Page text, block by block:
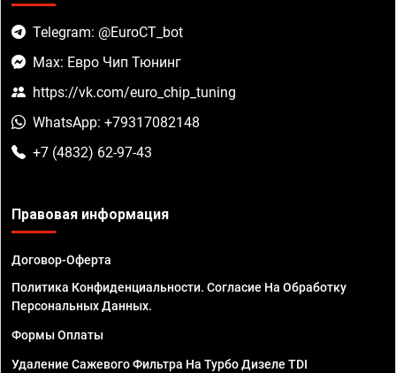
Telegram: @EuroCT_bot
Max: Евро Чип Тюнинг
https://vk.com/euro_chip_tuning
WhatsApp: +79317082148
+7 (4832) 62-97-43
Правовая информация
Договор-Оферта
Политика Конфиденциальности. Согласие На Обработку
Персональных Данных.
Формы Оплаты
Удаление Сажевого Фильтра На Турбо Дизеле TDI